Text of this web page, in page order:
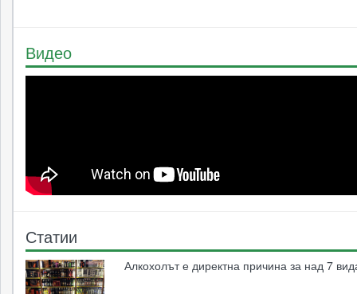
Видео
Статии
Алкохолът е директна причина за над 7